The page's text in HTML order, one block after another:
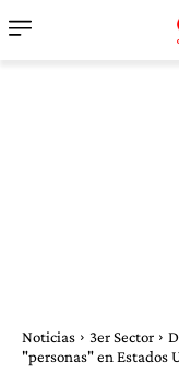
Noticias 3er Sector
"personas" en Estados